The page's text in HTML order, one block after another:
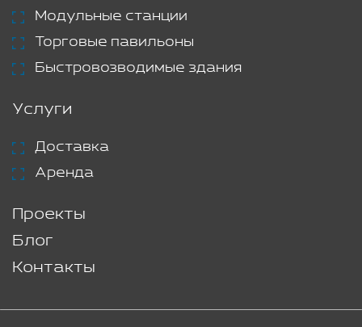
Модульные станции
Торговые павильоны
Быстровозводимые здания
Услуги
Доставка
Аренда
Проекты
Блог
Контакты